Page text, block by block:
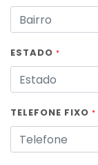
ESTADO *
TELEFONE FIXO *